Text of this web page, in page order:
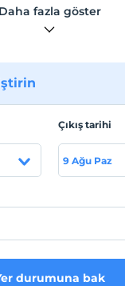
Klima, Minibar,
ve aile
içinde yer alan
Klima, Minibar,
ve aile
içinde yer alan
edebilir, gün içinde
Klima, Minibar ve
Daha fazla göster
Çıkış tarihi
9 Ağu Paz
durumuna bak